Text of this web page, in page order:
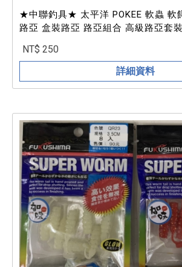
★中聯釣具★ 太平洋 POKEE 軟蟲 軟
路亞 盒裝路亞 路亞組合 高級路亞套
NT$ 250
詳細資料